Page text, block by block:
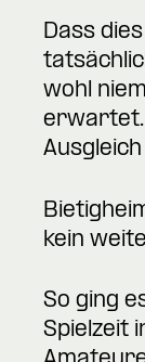
Dass
wohl
erwartet.
Ausgleich
kein
So ging
Spielzeit